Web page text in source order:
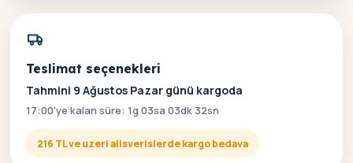
Teslimat seçenekleri
Tahmini 9 Ağustos Pazar günü kargoda
17:00'ye kalan süre: 1g 03sa 03dk 32sn
216 TL ve uzeri alisverislerde kargo bedava